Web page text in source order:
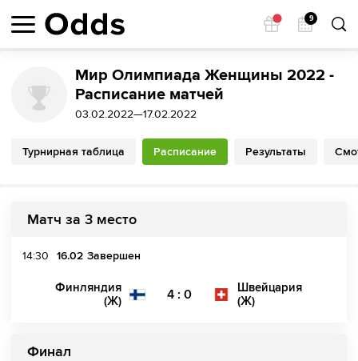
9
Мир Олимпиада Женщины 2022 -
Расписание матчей
03.02.2022—17.02.2022
Турнирная таблица Расписание Результаты
Матч за 3 место
14:30 16.02 Завершен
Финляндия
(Ж)
4 : 0
Швейцария
(Ж)
Финал